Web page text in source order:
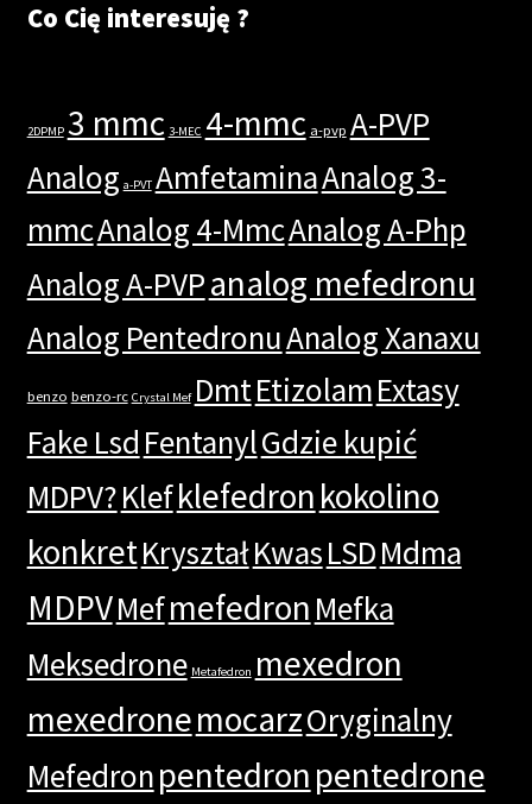
Co Cię interesuję ?
2DPMP 3 mmc 3-MEC 4-mmc a-pvp A-PVP
Analog a-PVT AmfetaminaAnalog 3-
mmcAnalog 4-MmcAnalog A-Php
Analog A-PVPanalog mefedronu
Analog PentedronuAnalog Xanaxu
benzo benzo-rc Crystal Mef DmtEtizolamExtasy
Fake Lsd FentanylGdzie kupić
MDPV?Klefklefedronkokolino
konkretKryształKwasLSDMdma
MDPVMefmefedron Mefka
Meksedrone Metafedron mexedron
mexedronemocarzOryginalny
Mefedronpentedronpentedrone